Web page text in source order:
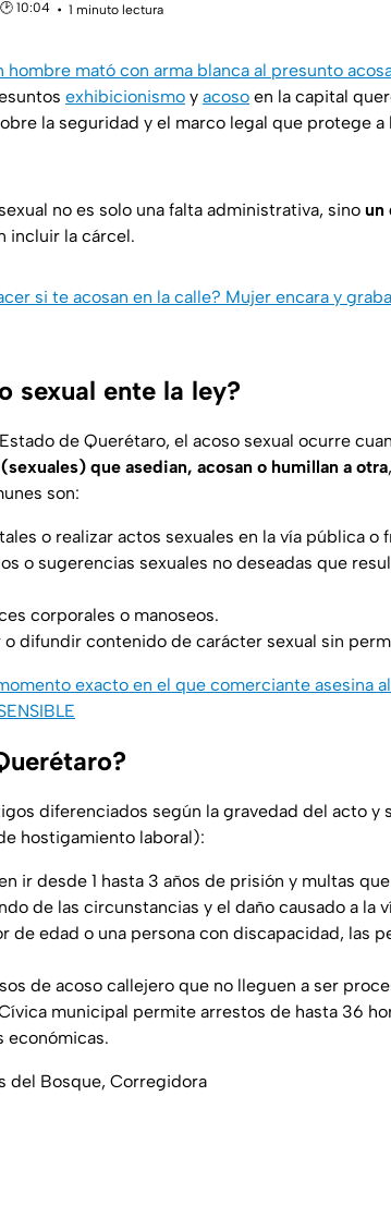
10:04
1 minuto lectura
hombre mató con arma blanca al presunto
exhibicionismo y acoso en la capital
la seguridad y el marco legal que protege a
no es solo una falta administrativa, sino un
incluir la cárcel.
si te acosan en la calle? Mujer encara y
sexual ente la ley?
de Querétaro, el acoso sexual ocurre
que asedian, acosan o humillan a otra
son:
o realizar actos sexuales en la vía pública o
o sugerencias sexuales no deseadas que
corporales o manoseos.
o difundir contenido de carácter sexual sin
exacto en el que comerciante asesina
diferenciados según la gravedad del acto y
hostigamiento laboral):
ir desde 1 hasta 3 años de prisión y multas
de las circunstancias y el daño causado a la
de edad o una persona con discapacidad, las
de acoso callejero que no lleguen a ser
municipal permite arrestos de hasta 36
económicas.
del Bosque, Corregidora